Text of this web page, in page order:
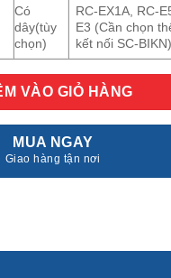
Có
dây(tùy
chọn)
RC-EX1A, RC-
E3 (Cần chọn
kết nối SC-BIKN)
VÀO GIỎ HÀNG
MUA NGAY
Giao hàng tận nơi